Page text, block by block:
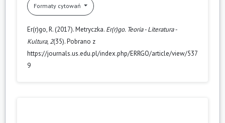
Formaty cytowań
Er(r)go, R. (2017). Metryczka. Er(r)go. Teoria - Literatura -
Kultura, 2(35). Pobrano z
https://journals.us.edu.pl/index.php/ERRGO/article/view/537
9